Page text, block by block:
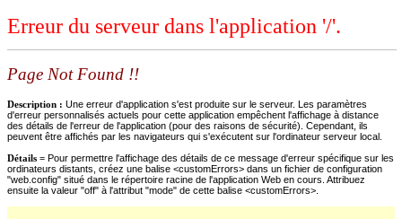
Erreur du serveur dans l'application '/'.
Page Not Found !!
Description : Une erreur d'application s'est produite sur le serveur. Les paramètres
d'erreur personnalisés actuels pour cette application empêchent l'affichage à distance
des détails de l'erreur de l'application (pour des raisons de sécurité). Cependant, ils
peuvent être affichés par les navigateurs qui s'exécutent sur l'ordinateur serveur local.
Détails = Pour permettre l'affichage des détails de ce message d'erreur spécifique sur les
ordinateurs distants, créez une balise <customErrors> dans un fichier de configuration
"web.config" situé dans le répertoire racine de l'application Web en cours. Attribuez
ensuite la valeur "off" à l'attribut "mode" de cette balise <customErrors>.